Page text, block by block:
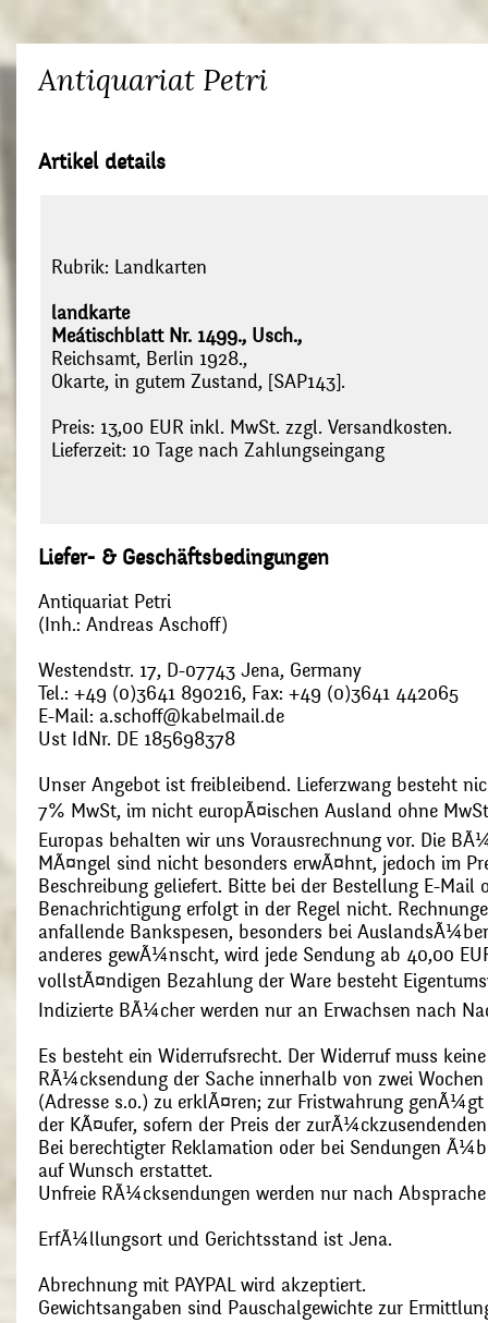
Antiquariat Petri
Artikel details
Rubrik: Landkarten
landkarte
Meátischblatt Nr. 1499., Usch.,
Reichsamt, Berlin 1928.,
Okarte, in gutem Zustand, [SAP143].
Preis: 13,00 EUR inkl. MwSt. zzgl. Versandkosten.
Lieferzeit: 10 Tage nach Zahlungseingang
Liefer- & Geschäftsbedingungen
Antiquariat Petri
(Inh.: Andreas Aschoff)
Westendstr. 17, D-07743 Jena, Germany
Tel.: +49 (0)3641 890216, Fax: +49 (0)3641 442065
E-Mail: a.schoff@kabelmail.de
Ust IdNr. DE 185698378
Unser Angebot ist freibleibend. Lieferzwang besteht
7% MwSt, im nicht europÃ¤ischen Ausland ohne
Europas behalten wir uns Vorausrechnung vor. Die
MÃ¤ngel sind nicht besonders erwÃ¤hnt, jedoch im
Beschreibung geliefert. Bitte bei der Bestellung E-Mail
Benachrichtigung erfolgt in der Regel nicht.
anfallende Bankspesen, besonders bei
anderes gewÃ¼nscht, wird jede Sendung ab 40,00
vollstÃ¤ndigen Bezahlung der Ware besteht
Indizierte BÃ¼cher werden nur an Erwachsen nach
Es besteht ein Widerrufsrecht. Der Widerruf muss
RÃ¼cksendung der Sache innerhalb von zwei
(Adresse s.o.) zu erklÃ¤ren; zur Fristwahrung
der KÃ¤ufer, sofern der Preis der
Bei berechtigter Reklamation oder bei Sendungen
auf Wunsch erstattet.
Unfreie RÃ¼cksendungen werden nur nach
ErfÃ¼llungsort und Gerichtsstand ist Jena.
Abrechnung mit PAYPAL wird akzeptiert.
Gewichtsangaben sind Pauschalgewichte zur